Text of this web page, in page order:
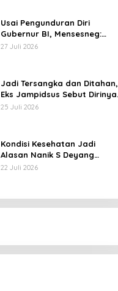
Usai Pengunduran Diri
Gubernur BI, Mensesneg:
Segera Terbit Keppres
27 Juli 2026
Jadi Tersangka dan Ditahan,
Eks Jampidsus Sebut Dirinya
Korban Kriminalisasi
25 Juli 2026
Kondisi Kesehatan Jadi
Alasan Nanik S Deyang
Mundur dari BGN, Prabowo
22 Juli 2026